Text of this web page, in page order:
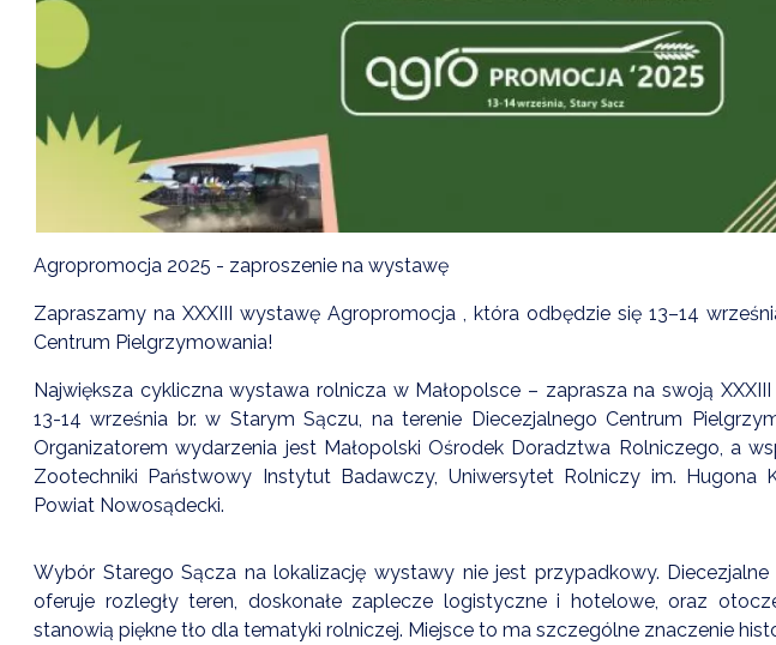
Agropromocja 2025 - zaproszenie na wystawę
Zapraszamy na XXXIII wystawę Agropromocja , która odbędzie się 13–14
Centrum Pielgrzymowania!
Największa cykliczna wystawa rolnicza w Małopolsce – zaprasza na swoją
13-14 września br. w Starym Sączu, na terenie Diecezjalnego Centrum
Organizatorem wydarzenia jest Małopolski Ośrodek Doradztwa Rolniczego, a
Zootechniki Państwowy Instytut Badawczy, Uniwersytet Rolniczy im. Hugona
Powiat Nowosądecki.
Wybór Starego Sącza na lokalizację wystawy nie jest przypadkowy.
oferuje rozległy teren, doskonałe zaplecze logistyczne i hotelowe, oraz
stanowią piękne tło dla tematyki rolniczej. Miejsce to ma szczególne znaczenie